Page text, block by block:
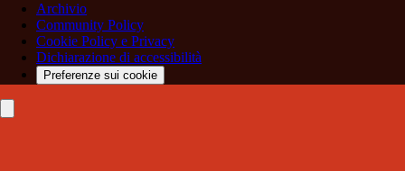
Archivio
Community Policy
Cookie Policy e Privacy
Dichiarazione di accessibilità
Preferenze sui cookie